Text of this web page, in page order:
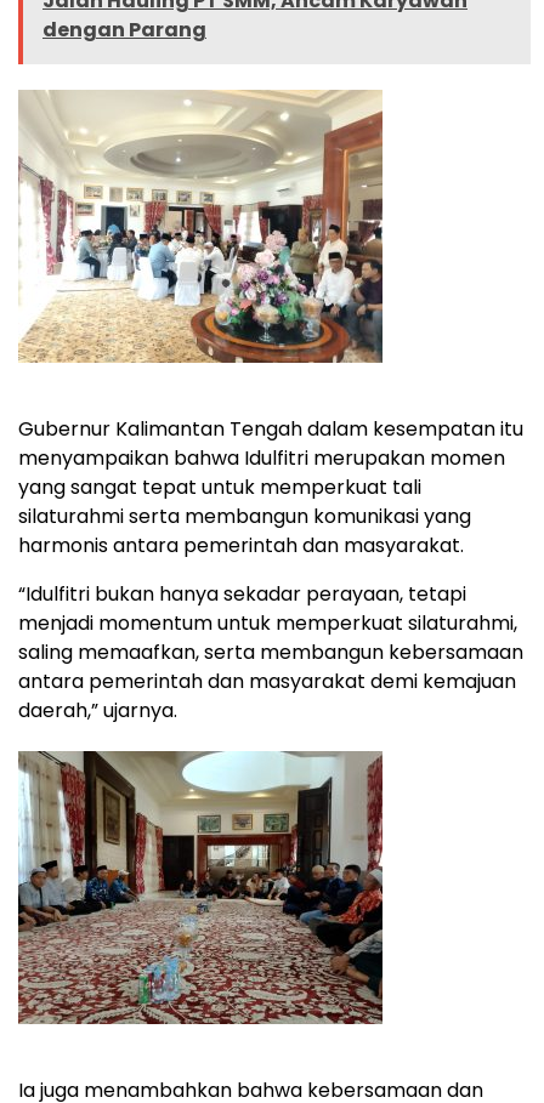
dengan Parang
Gubernur Kalimantan Tengah dalam kesempatan itu
menyampaikan bahwa Idulfitri merupakan momen
yang sangat tepat untuk memperkuat tali
silaturahmi serta membangun komunikasi yang
harmonis antara pemerintah dan masyarakat.
“Idulfitri bukan hanya sekadar perayaan, tetapi
menjadi momentum untuk memperkuat silaturahmi,
saling memaafkan, serta membangun kebersamaan
antara pemerintah dan masyarakat demi kemajuan
daerah,” ujarnya.
Ia juga menambahkan bahwa kebersamaan dan